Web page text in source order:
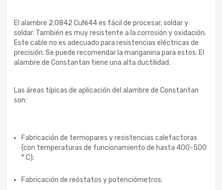
El alambre 2.0842 CuNi44 es fácil de procesar, soldar y
soldar. También es muy resistente a la corrosión y oxidación.
Este cable no es adecuado para resistencias eléctricas de
precisión. Se puede recomendar la manganina para estos. El
alambre de Constantan tiene una alta ductilidad.
Las áreas típicas de aplicación del alambre de Constantan
son:
Fabricación de termopares y resistencias calefactoras
(con temperaturas de funcionamiento de hasta 400-500
° C);
Fabricación de reóstatos y potenciómetros;